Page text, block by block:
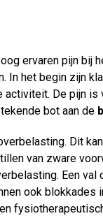
ervaren pijn bij
In het begin zijn
activiteit. De pijn
bot aan de
Dit
van zware
Een val
ook blokkades